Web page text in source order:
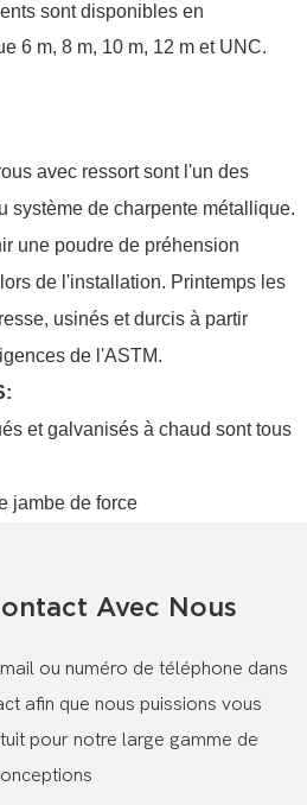
sont disponibles en
6 m, 8 m, 10 m, 12 m et UNC.
avec ressort sont l'un des
système de charpente métallique.
une poudre de préhension
de l'installation. Printemps les
usinés et durcis à partir
de l'ASTM.
et galvanisés à chaud sont tous
jambe de force
Avec Nous
ou numéro de téléphone dans
afin que nous puissions vous
pour notre large gamme de